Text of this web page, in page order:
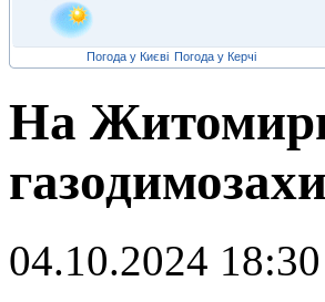
Погода у Києві Погода у Керчі
На
04.10.2024 18:30